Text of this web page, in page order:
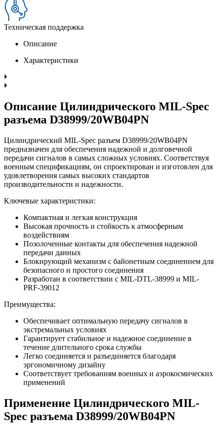
Техническая поддержка
Описание
Характеристики
Описание Цилиндрического MIL-Spec
разъема D38999/20WB04PN
Цилиндрический MIL-Spec разъем D38999/20WB04PN
предназначен для обеспечения надежной и долговечной
передачи сигналов в самых сложных условиях. Соответствуя
военным спецификациям, он спроектирован и изготовлен для
удовлетворения самых высоких стандартов
производительности и надежности.
Ключевые характеристики:
Компактная и легкая конструкция
Высокая прочность и стойкость к атмосферным
воздействиям
Позолоченные контакты для обеспечения надежной
передачи данных
Блокирующий механизм с байонетным соединением для
безопасного и простого соединения
Разработан в соответствии с MIL-DTL-38999 и MIL-
PRF-39012
Преимущества:
Обеспечивает оптимальную передачу сигналов в
экстремальных условиях
Гарантирует стабильное и надежное соединение в
течение длительного срока службы
Легко соединяется и разъединяется благодаря
эргономичному дизайну
Соответствует требованиям военных и аэрокосмических
применений
Применение Цилиндрического MIL-
Spec разъема D38999/20WB04PN